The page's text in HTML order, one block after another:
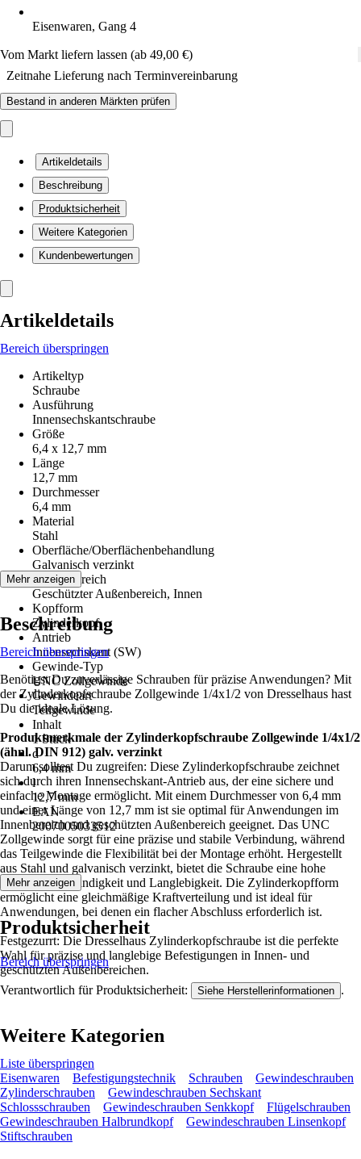
Eisenwaren, Gang 4
Vom Markt liefern lassen (ab 49,00 €)
Zeitnahe Lieferung nach Terminvereinbarung
Bestand in anderen Märkten prüfen
Artikeldetails
Beschreibung
Produktsicherheit
Weitere Kategorien
Kundenbewertungen
Artikeldetails
Bereich überspringen
Artikeltyp
Schraube
Ausführung
Innensechskantschraube
Größe
6,4 x 12,7 mm
Länge
12,7 mm
Durchmesser
6,4 mm
Material
Stahl
Oberfläche/Oberflächenbehandlung
Galvanisch verzinkt
Einsatzbereich
Geschützter Außenbereich, Innen
Kopfform
Zylinderkopf
Antrieb
Innensechskant (SW)
Gewinde-Typ
UNC Zollgewinde
Gewindeart
Teilgewinde
Inhalt
1 Stück
d
6,4 mm
l
12,7 mm
EAN
2007005033512
Mehr anzeigen
Beschreibung
Bereich überspringen
Benötigst Du zuverlässige Schrauben für präzise Anwendungen? Mit
der Zylinderkopfschraube Zollgewinde 1/4x1/2 von Dresselhaus hast
Du die ideale Lösung.
Produktmerkmale der Zylinderkopfschraube Zollgewinde 1/4x1/2
(ähnl. DIN 912) galv. verzinkt
Darum solltest Du zugreifen: Diese Zylinderkopfschraube zeichnet
sich durch ihren Innensechskant-Antrieb aus, der eine sichere und
einfache Montage ermöglicht. Mit einem Durchmesser von 6,4 mm
und einer Länge von 12,7 mm ist sie optimal für Anwendungen im
Innenbereich und geschützten Außenbereich geeignet. Das UNC
Zollgewinde sorgt für eine präzise und stabile Verbindung, während
das Teilgewinde die Flexibilität bei der Montage erhöht. Hergestellt
aus Stahl und galvanisch verzinkt, bietet die Schraube eine hohe
Korrosionsbeständigkeit und Langlebigkeit. Die Zylinderkopfform
ermöglicht eine gleichmäßige Kraftverteilung und ist ideal für
Anwendungen, bei denen ein flacher Abschluss erforderlich ist.
Festgezurrt: Die Dresselhaus Zylinderkopfschraube ist die perfekte
Wahl für präzise und langlebige Befestigungen in Innen- und
geschützten Außenbereichen.
Mehr anzeigen
Produktsicherheit
Bereich überspringen
Verantwortlich für Produktsicherheit: Siehe Herstellerinformationen .
Weitere Kategorien
Liste überspringen
Eisenwaren
Befestigungstechnik Schrauben
Gewindeschrauben
Zylinderschrauben
Gewindeschrauben Sechskant
Schlossschrauben
Gewindeschrauben Senkkopf
Flügelschrauben
Gewindeschrauben Halbrundkopf
Gewindeschrauben Linsenkopf
Stiftschrauben